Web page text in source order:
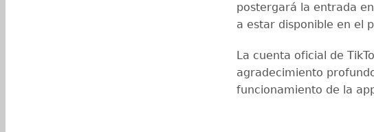
postergará la entrada
a estar disponible en el
La cuenta oficial de
agradecimiento
funcionamiento de la